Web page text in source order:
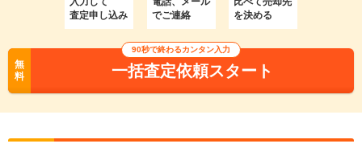
査定申し込み
でご連絡
を決める
無
料
90秒で終わるカンタン入力
一括査定依頼スタート